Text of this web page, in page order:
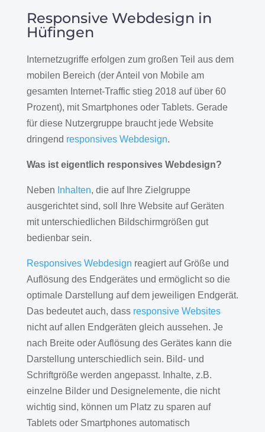
Responsive Webdesign in
Hüfingen
Internetzugriffe erfolgen zum großen Teil aus dem
mobilen Bereich (der Anteil von Mobile am
gesamten Internet-Traffic stieg 2018 auf über 60
Prozent), mit Smartphones oder Tablets. Gerade
für diese Nutzergruppe braucht jede Website
dringend responsives Webdesign.
Was ist eigentlich responsives Webdesign?
Neben Inhalten, die auf Ihre Zielgruppe
ausgerichtet sind, soll Ihre Website auf Geräten
mit unterschiedlichen Bildschirmgrößen gut
bedienbar sein.
Responsives Webdesign reagiert auf Größe und
Auflösung des Endgerätes und ermöglicht so die
optimale Darstellung auf dem jeweiligen Endgerät.
Das bedeutet auch, dass responsive Websites
nicht auf allen Endgeräten gleich aussehen. Je
nach Breite oder Auflösung des Gerätes kann die
Darstellung unterschiedlich sein. Bild- und
Schriftgröße werden angepasst. Inhalte, z.B.
einzelne Bilder und Designelemente, die nicht
wichtig sind, können um Platz zu sparen auf
Tablets oder Smartphones automatisch